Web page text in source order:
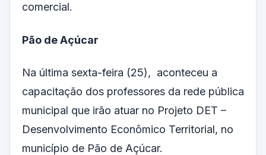
comercial.
Pão de Açúcar
Na última sexta-feira (25), aconteceu a
capacitação dos professores da rede pública
municipal que irão atuar no Projeto DET –
Desenvolvimento Econômico Territorial, no
município de Pão de Açúcar.